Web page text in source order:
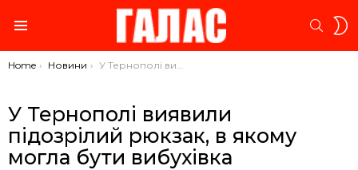
You are here:
Home Новини У Тернополі виявили підозрілий рюкзак, в якому могла бути вибухівка
У Тернополі виявили
підозрілий рюкзак, в якому
могла бути вибухівка